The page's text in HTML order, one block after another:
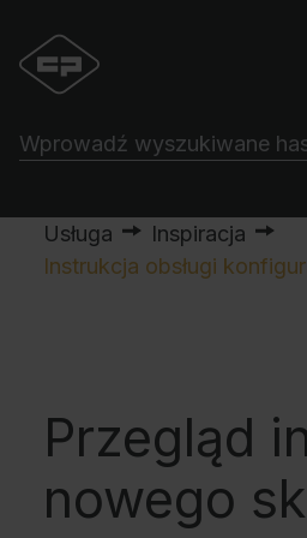
Usługa
Inspiracja
Instrukcja obsługi
Przegląd
nowego